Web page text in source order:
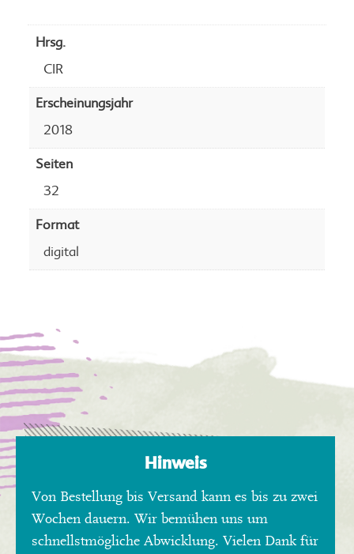
Hrsg.
CIR
Erscheinungsjahr
2018
Seiten
32
Format
digital
Hinweis
Von Bestellung bis Versand kann es bis zu zwei
Wochen dauern. Wir bemühen uns um
schnellstmögliche Abwicklung. Vielen Dank für